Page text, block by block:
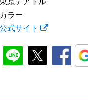
カラー
公式サイト